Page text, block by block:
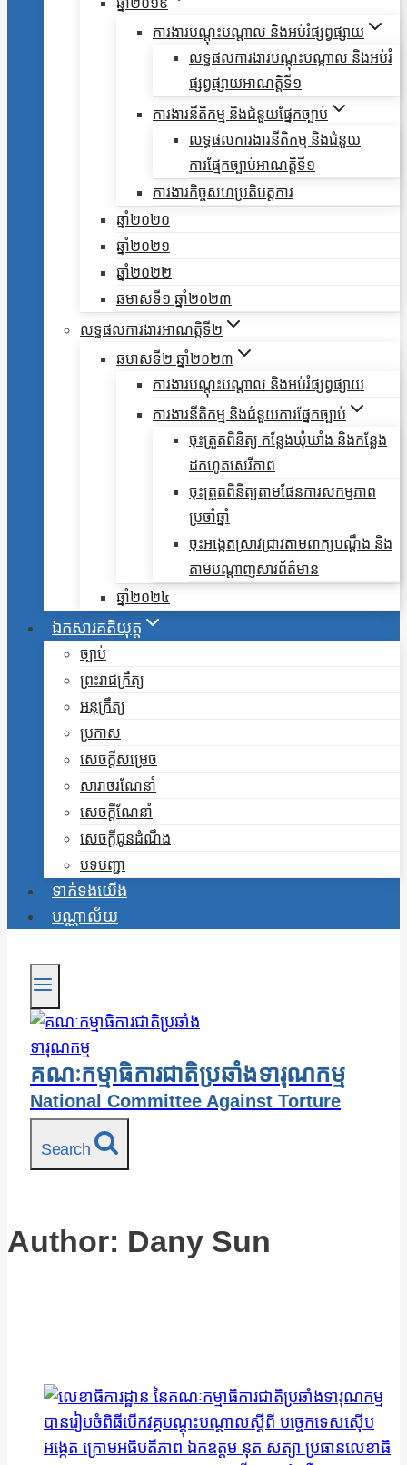
ឆ្នាំ២០១៩
ការងារបណ្តុះបណ្តាល និងអប់រំផ្សព្វផ្សាយ
លទ្ធផលការងារបណ្តុះបណ្តាល និងអប់រំ
ផ្សព្វផ្សាយអាណត្តិទី១
ការងារនីតិកម្ម និងជំនួយផ្នែកច្បាប់
លទ្ធផលការងារនីតិកម្ម និងជំនួយ
ការផ្មែកច្បាប់អាណត្តិទី១
ការងារកិច្ចសហប្រតិបត្តការ
ឆ្នាំ២០២០
ឆ្នាំ២០២១
ឆ្នាំ២០២២
ឆមាសទី១ ឆ្នាំ២០២៣
លទ្ធផលការងារអាណត្តិទី២
ឆមាសទី២ ឆ្នាំ២០២៣
ការងារបណ្តុះបណ្តាល និងអប់រំផ្សព្វផ្សាយ
ការងារនីតិកម្ម និងជំនួយការផ្នែកច្បាប់
ចុះត្រួតពិនិត្យ កន្លែងឃុំឃាំង និងកន្លែង
ដកហូតសេរីភាព
ចុះត្រួតពិនិត្យតាមផែនការសកម្មភាព
ប្រចាំឆ្នាំ
ចុះអង្កេតស្រាវជ្រាវតាមពាក្យបណ្តឹង និង
តាមបណ្តាញសារព័ត៌មាន
ឆ្នាំ២០២៤
ឯកសារគតិយុត្ត
ច្បាប់
ព្រះរាជក្រឹត្យ
អនុក្រឹត្យ
ប្រកាស
សេចក្តីសម្រេច
សារាចរណែនាំ
សេចក្តីណែនាំ
សេចក្តីជូនដំណឹង
បទបញ្ជា
ទាក់ទងយើង
បណ្ណាល័យ
គណៈកម្មាធិការជាតិប្រឆាំងទារុណកម្ម
National Committee Against Torture
Search
Author: Dany Sun